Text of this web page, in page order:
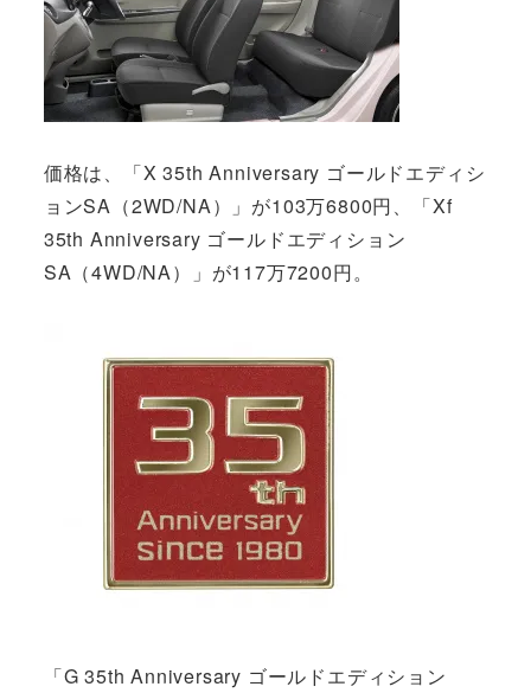
価格は、「X 35th Anniversary ゴールドエディシ
ョンSA（2WD/NA）」が103万6800円、「Xf
35th Anniversary ゴールドエディション
SA（4WD/NA）」が117万7200円。
「G 35th Anniversary ゴールドエディション